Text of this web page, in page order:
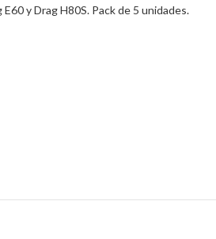
y Drag H80S. Pack de 5 unidades.